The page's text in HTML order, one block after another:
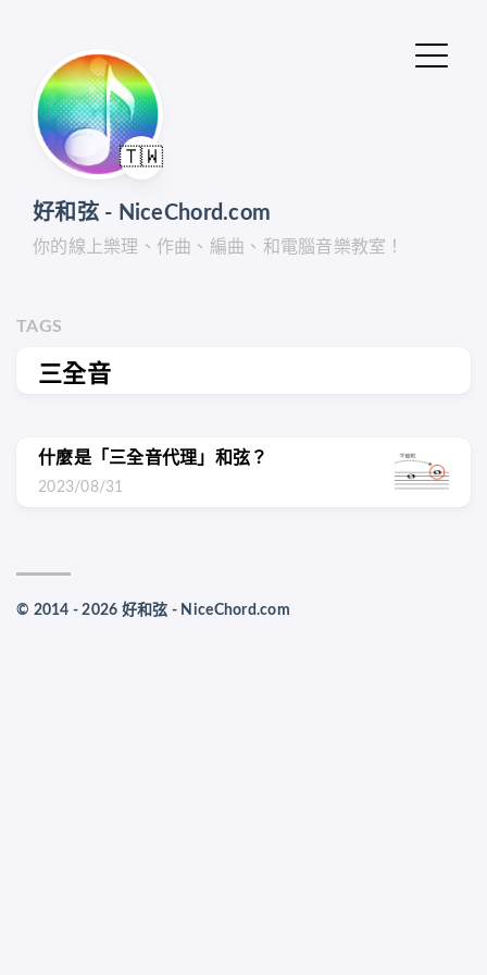
🇹🇼
好和弦 - NiceChord.com
你的線上樂理、作曲、編曲、和電腦音樂教室！
TAGS
三全音
什麼是「三全音代理」和弦？
2023/08/31
© 2014 - 2026 好和弦 - NiceChord.com